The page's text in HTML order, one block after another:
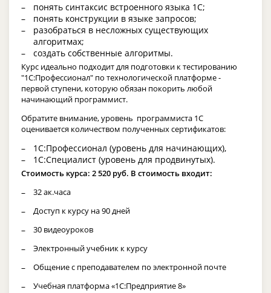
понять синтаксис встроенного языка 1С;
понять конструкции в языке запросов;
разобраться в несложных существующих
алгоритмах;
создать собственные алгоритмы.
Курс идеально подходит для подготовки к тестированию
"1С:Профессионал" по технологической платформе -
первой ступени, которую обязан покорить любой
начинающий программист.
Обратите внимание, уровень программиста 1С
оценивается количеством полученных сертификатов:
1С:Профессионал (уровень для начинающих),
1С:Специалист (уровень для продвинутых).
Стоимость курса: 2 520 руб. В стоимость входит:
32 ак.часа
Доступ к курсу на 90 дней
30 видеоуроков
Электронный учебник к курсу
Общение с преподавателем по электронной почте
Учебная платформа «1С:Предприятие 8»